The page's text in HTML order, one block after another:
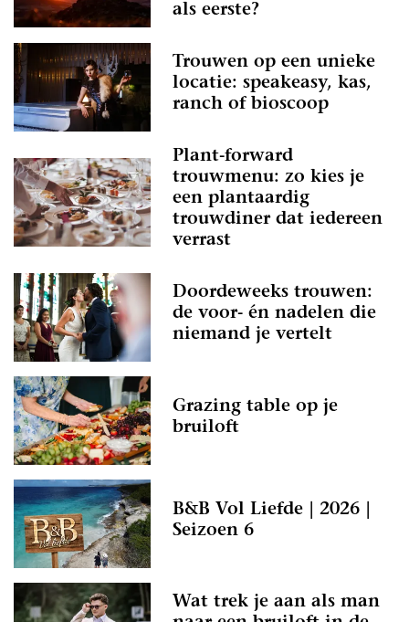
als eerste?
Trouwen op een unieke
locatie: speakeasy, kas,
ranch of bioscoop
Plant-forward
trouwmenu: zo kies je
een plantaardig
trouwdiner dat iedereen
verrast
Doordeweeks trouwen:
de voor- én nadelen die
niemand je vertelt
Grazing table op je
bruiloft
B&B Vol Liefde | 2026 |
Seizoen 6
Wat trek je aan als man